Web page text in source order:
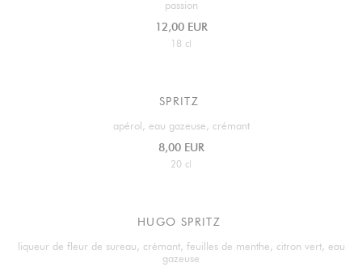
passion
12,00 EUR
18 cl
SPRITZ
apérol, eau gazeuse, crémant
8,00 EUR
20 cl
HUGO SPRITZ
liqueur de fleur de sureau, crémant, feuilles de menthe, citron vert, eau
gazeuse